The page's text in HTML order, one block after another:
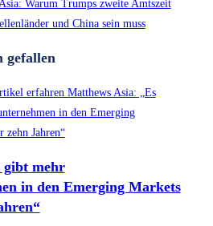
Warum Trumps zweite Amtszeit
und China sein muss
gefallen
gibt mehr
in den Emerging Markets